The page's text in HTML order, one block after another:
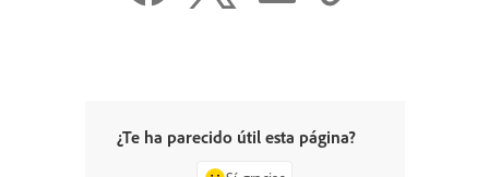
¿Te ha parecido útil esta página?